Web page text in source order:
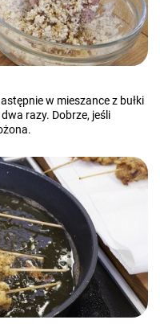
w mieszance z bułki
razy. Dobrze, jeśli